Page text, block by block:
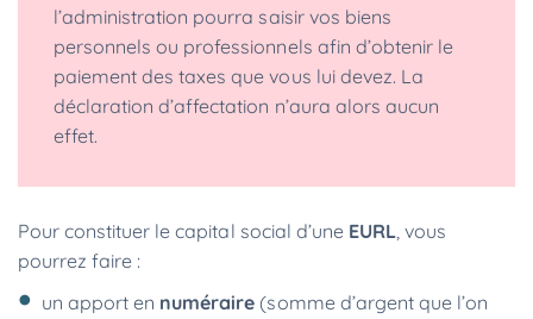
l’administration pourra saisir vos biens
personnels ou professionnels afin d’obtenir le
paiement des taxes que vous lui devez. La
déclaration d’affectation n’aura alors aucun
effet.
Pour constituer le capital social d’une EURL, vous
pourrez faire :
un apport en numéraire (somme d’argent que l’on